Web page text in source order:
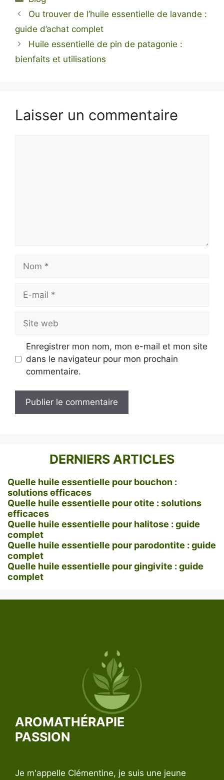
Ou trouver de l’huile essentielle de lavande :
guide d’achat complet
Huile essentielle de pin de patagonie :
bienfaits et utilisations
Laisser un commentaire
mail
web
Enregistrer mon nom, mon e-mail et mon site
dans le navigateur pour mon prochain
commentaire.
DERNIERS ARTICLES
Quelle huile essentielle pour bouchon :
solutions efficaces
Quelle huile essentielle pour otite : solutions
efficaces
Quelle huile essentielle pour halitose : guide
complet
Quelle huile essentielle pour parodontite : guide
complet
Quelle huile essentielle pour gingivite : guide
complet
AROMATHÉRAPIE
PASSION
Je m'appelle Clémentine, je suis une jeune